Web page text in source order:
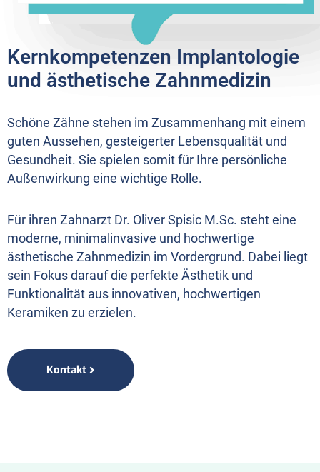
Kernkompetenzen Implantologie
und ästhetische Zahnmedizin
Schöne Zähne stehen im Zusammenhang mit einem
guten Aussehen, gesteigerter Lebensqualität und
Gesundheit. Sie spielen somit für Ihre persönliche
Außenwirkung eine wichtige Rolle.
Für ihren Zahnarzt Dr. Oliver Spisic M.Sc. steht eine
moderne, minimalinvasive und hochwertige
ästhetische Zahnmedizin im Vordergrund. Dabei liegt
sein Fokus darauf die perfekte Ästhetik und
Funktionalität aus innovativen, hochwertigen
Keramiken zu erzielen.
Kontakt